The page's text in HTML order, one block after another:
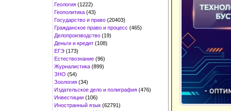
Геология (1222)
Геополитика (43)
Государство и право (20403)
Гражданское право и процесс (465)
Делопроизводство (19)
Деньги и кредит (108)
ЕГЭ (173)
Естествознание (96)
Журналистика (899)
ЗНО (54)
Зоология (34)
Издательское дело и полиграфия (476)
Инвестиции (106)
Иностранный язык (62791)